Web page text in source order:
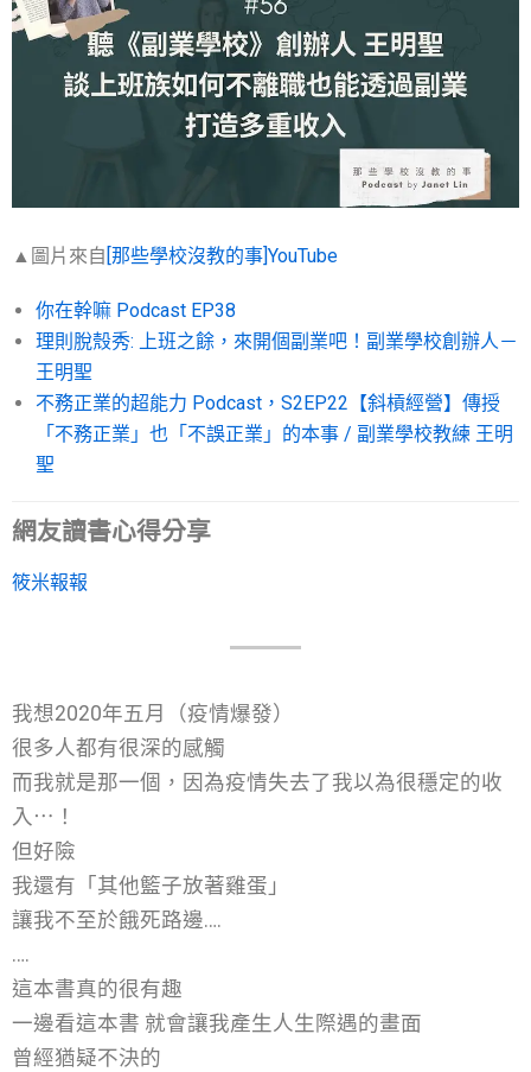
▲圖片來自 [那些學校沒教的事]YouTube
你在幹嘛 Podcast EP38
理則脫殼秀: 上班之餘，來開個副業吧！副業學校創辦人－
王明‪聖‬
不務正業的超能力 Podcast，S2EP22【斜槓經營】傳授
「不務正業」也「不誤正業」的本事 / 副業學校教練 王明
聖
網友讀書心得分享
筱米報報
我想2020年五月（疫情爆發）
很多人都有很深的感觸
而我就是那一個，因為疫情失去了我以為很穩定的收
入⋯！
但好險
我還有「其他籃子放著雞蛋」
讓我不至於餓死路邊….
….
這本書真的很有趣
一邊看這本書 就會讓我產生人生際遇的畫面
曾經猶疑不決的